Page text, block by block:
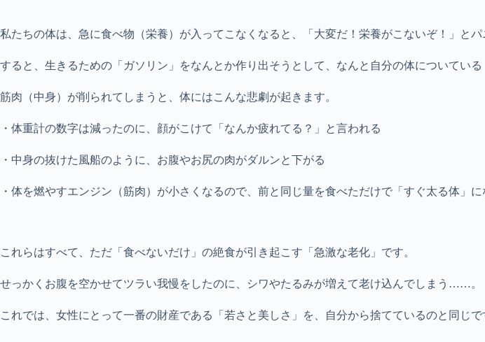
私たちの体は、急に食べ物（栄養）が入ってこなくなると、「大変だ！栄養がこないぞ！」とパ
すると、生きるための「ガソリン」をなんとか作り出そうとして、なんと自分の体についてい
筋肉（中身）が削られてしまうと、体にはこんな悲劇が起きます。
・体重計の数字は減ったのに、顔がこけて「なんか疲れてる？」と言われる
・中身の抜けた風船のように、お腹やお尻の肉がダルンと下がる
・体を燃やすエンジン（筋肉）が小さくなるので、前と同じ量を食べただけで「すぐ太る体」に
これらはすべて、ただ「食べないだけ」の絶食が引き起こす「急激な老化」です。
せっかくお腹を空かせてツラい我慢をしたのに、シワやたるみが増えて老け込んでしまう……。
これでは、女性にとって一番の財産である「若さと美しさ」を、自分から捨てているのと同じで